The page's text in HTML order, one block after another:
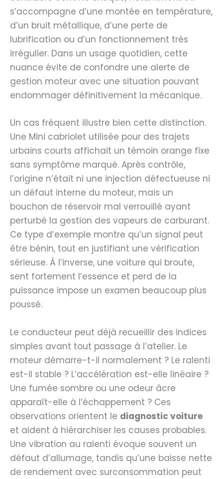
s’accompagne d’une montée en température,
d’un bruit métallique, d’une perte de
lubrification ou d’un fonctionnement très
irrégulier. Dans un usage quotidien, cette
nuance évite de confondre une alerte de
gestion moteur avec une situation pouvant
endommager définitivement la mécanique.
Un cas fréquent illustre bien cette distinction.
Une Mini cabriolet utilisée pour des trajets
urbains courts affichait un témoin orange fixe
sans symptôme marqué. Après contrôle,
l’origine n’était ni une injection défectueuse ni
un défaut interne du moteur, mais un
bouchon de réservoir mal verrouillé ayant
perturbé la gestion des vapeurs de carburant.
Ce type d’exemple montre qu’un signal peut
être bénin, tout en justifiant une vérification
sérieuse. À l’inverse, une voiture qui broute,
sent fortement l’essence et perd de la
puissance impose un examen beaucoup plus
poussé.
Le conducteur peut déjà recueillir des indices
simples avant tout passage à l’atelier. Le
moteur démarre-t-il normalement ? Le ralenti
est-il stable ? L’accélération est-elle linéaire ?
Une fumée sombre ou une odeur âcre
apparaît-elle à l’échappement ? Ces
observations orientent le diagnostic voiture
et aident à hiérarchiser les causes probables.
Une vibration au ralenti évoque souvent un
défaut d’allumage, tandis qu’une baisse nette
de rendement avec surconsommation peut